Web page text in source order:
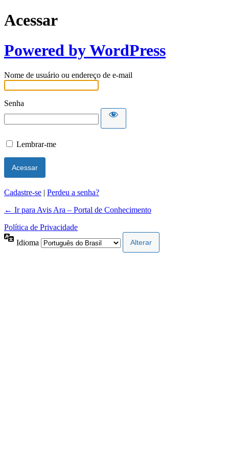
Acessar
Powered by WordPress
Nome de usuário ou endereço de e-mail
Senha
Lembrar-me
Cadastre-se | Perdeu a senha?
← Ir para Avis Ara – Portal de Conhecimento
Política de Privacidade
Idioma